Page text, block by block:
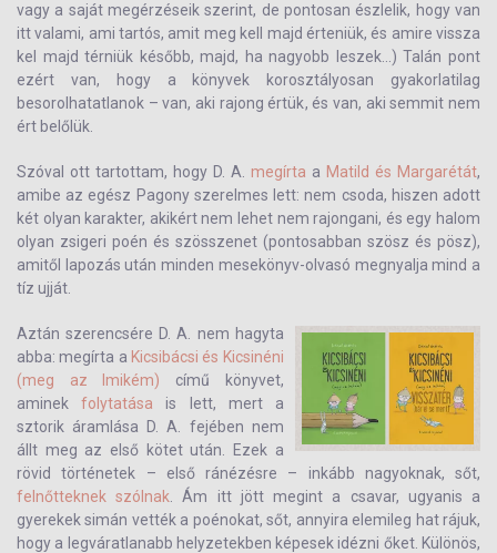
vagy a saját megérzéseik szerint, de pontosan észlelik, hogy van
itt valami, ami tartós, amit meg kell majd érteniük, és amire vissza
kel majd térniük később, majd, ha nagyobb leszek...) Talán pont
ezért van, hogy a könyvek korosztályosan gyakorlatilag
besorolhatatlanok – van, aki rajong értük, és van, aki semmit nem
ért belőlük.
Szóval ott tartottam, hogy D. A. megírta a Matild és Margarétát,
amibe az egész Pagony szerelmes lett: nem csoda, hiszen adott
két olyan karakter, akikért nem lehet nem rajongani, és egy halom
olyan zsigeri poén és szösszenet (pontosabban szösz és pösz),
amitől lapozás után minden mesekönyv-olvasó megnyalja mind a
tíz ujját.
Aztán szerencsére D. A. nem hagyta
abba: megírta a Kicsibácsi és Kicsinéni
(meg az Imikém) című könyvet,
aminekfolytatásais lett, mert a
sztorik áramlása D. A. fejében nem
állt meg az első kötet után. Ezek a
rövid történetek – első ránézésre – inkább nagyoknak, sőt,
felnőtteknek szólnak . Ám itt jött megint a csavar, ugyanis a
gyerekek simán vették a poénokat, sőt, annyira elemileg hat rájuk,
hogy a legváratlanabb helyzetekben képesek idézni őket. Különös,